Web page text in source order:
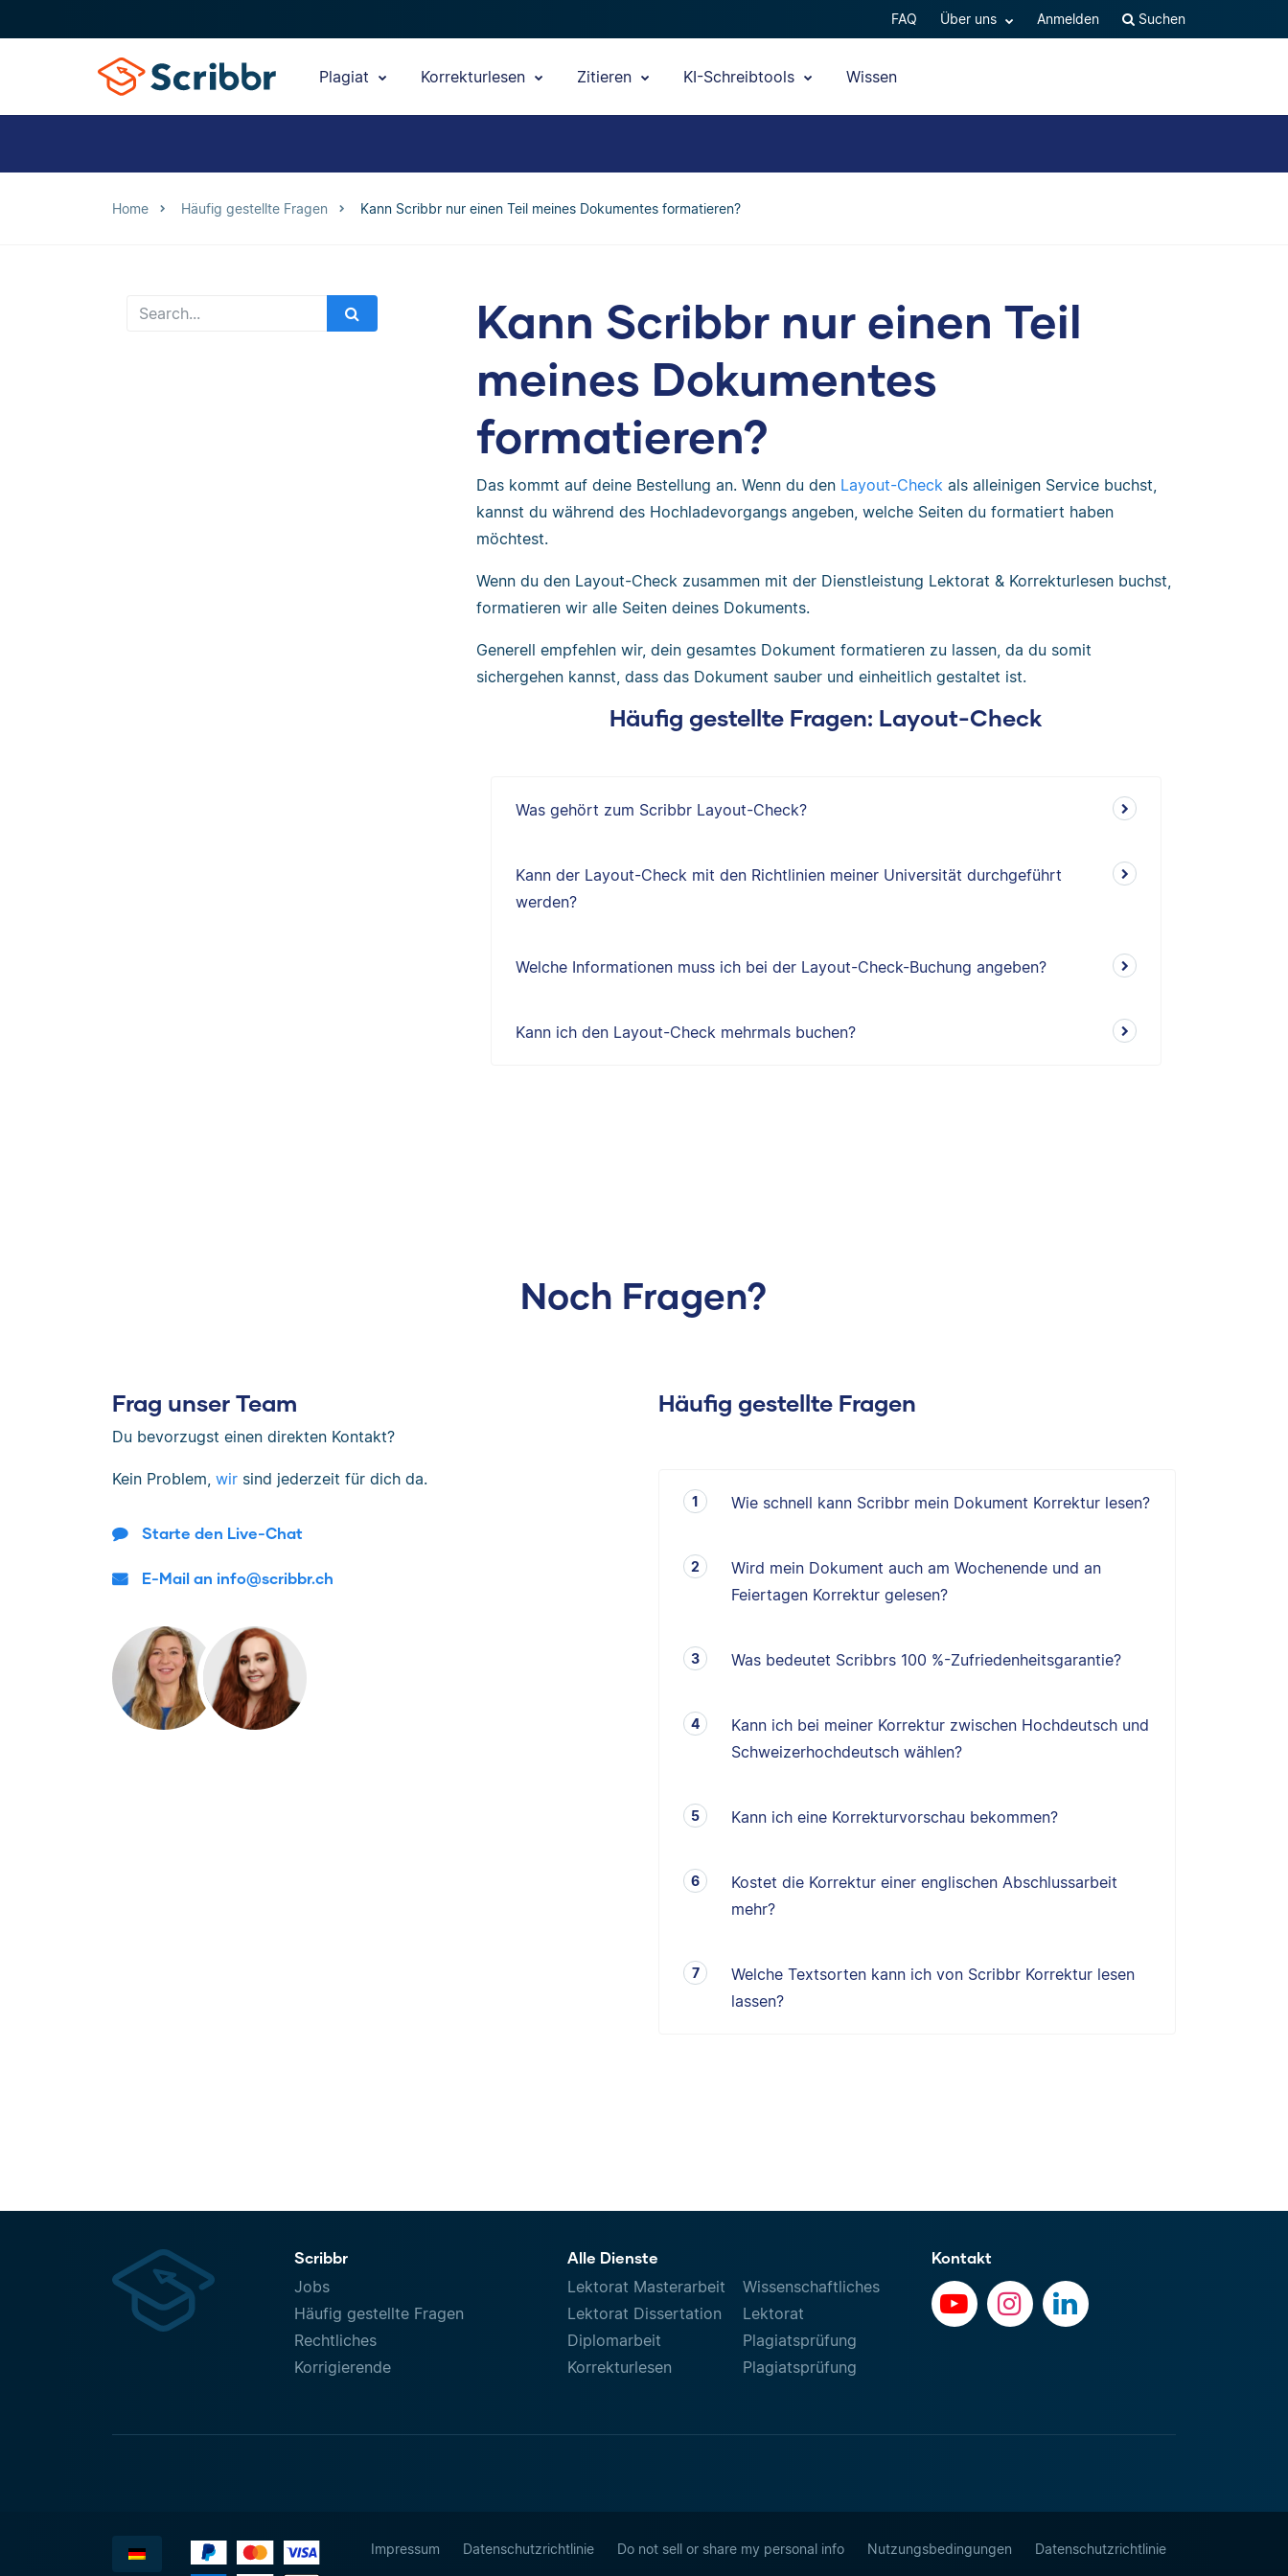
FAQ Über uns Anmelden Suchen
Plagiat Korrekturlesen Zitieren KI-Schreibtools Wissen
Home Häufig gestellte Fragen Kann Scribbr nur einen Teil meines Dokumentes formatieren?
Kann Scribbr nur einen Teil
meines Dokumentes
formatieren?
Das kommt auf deine Bestellung an. Wenn du den Layout-Checkals alleinigen Service buchst,
kannst du während des Hochladevorgangs angeben, welche Seiten du formatiert haben
möchtest.
Wenn du den Layout-Check zusammen mit der Dienstleistung Lektorat & Korrekturlesen buchst,
formatieren wir alle Seiten deines Dokuments.
Generell empfehlen wir, dein gesamtes Dokument formatieren zu lassen, da du somit
sichergehen kannst, dass das Dokument sauber und einheitlich gestaltet ist.
Häufig gestellte Fragen: Layout-Check
Was gehört zum Scribbr Layout-Check?
Kann der Layout-Check mit den Richtlinien meiner Universität durchgeführt
werden?
Welche Informationen muss ich bei der Layout-Check-Buchung angeben?
Kann ich den Layout-Check mehrmals buchen?
Noch Fragen?
Frag unser Team
Du bevorzugst einen direkten Kontakt?
Kein Problem, wir sind jederzeit für dich da.
Starte den Live-Chat
E-Mail an info@scribbr.ch
Häufig gestellte Fragen
Wie schnell kann Scribbr mein Dokument Korrektur lesen?
Wird mein Dokument auch am Wochenende und an
Feiertagen Korrektur gelesen?
Was bedeutet Scribbrs 100 %-Zufriedenheitsgarantie?
Kann ich bei meiner Korrektur zwischen Hochdeutsch und
Schweizerhochdeutsch wählen?
Kann ich eine Korrekturvorschau bekommen?
Kostet die Korrektur einer englischen Abschlussarbeit
mehr?
Welche Textsorten kann ich von Scribbr Korrektur lesen
lassen?
Scribbr
Jobs
Häufig gestellte Fragen
Rechtliches
Korrigierende
Alle Dienste
Lektorat Masterarbeit
Lektorat Dissertation
Diplomarbeit
Korrekturlesen
Wissenschaftliches
Lektorat
Plagiatsprüfung
Plagiatsprüfung
Kontakt
Impressum Datenschutzrichtlinie Do not sell or share my personal info Nutzungsbedingungen Datenschutzrichtlinie